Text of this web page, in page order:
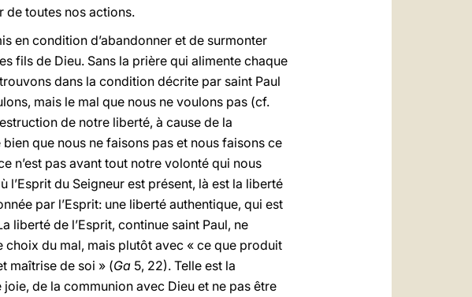
de toutes nos actions.
en condition d’abandonner et de surmonter
fils de Dieu. Sans la prière qui alimente chaque
dans la condition décrite par saint Paul
mais le mal que nous ne voulons pas (cf.
de notre liberté, à cause de la
que nous ne faisons pas et nous faisons ce
n’est pas avant tout notre volonté qui nous
l’Esprit du Seigneur est présent, là est la liberté
par l’Esprit: une liberté authentique, qui est
liberté de l’Esprit, continue saint Paul, ne
du mal, mais plutôt avec « ce que produit
maîtrise de soi » (Ga 5, 22). Telle est la
de la communion avec Dieu et ne pas être